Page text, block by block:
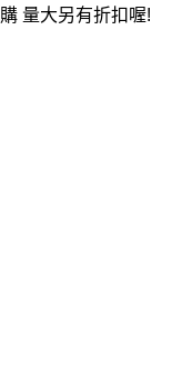
量大另有折扣喔!